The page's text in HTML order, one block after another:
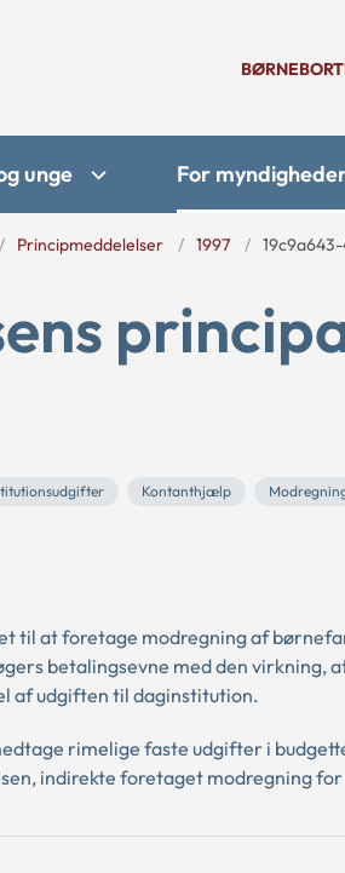
unge For
Principmeddelelser 1997
Kontanthjælp
til at foretage modregning af
betalingsevne med den virkning,
af udgiften til daginstitution.
rimelige faste udgifter i
indirekte foretaget modregning